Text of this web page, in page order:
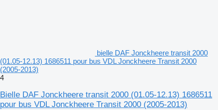
bielle DAF Jonckheere transit 2000
(01.05-12.13) 1686511 pour bus VDL Jonckheere Transit 2000
(2005-2013)
4
Bielle DAF Jonckheere transit 2000 (01.05-12.13) 1686511
pour bus VDL Jonckheere Transit 2000 (2005-2013)